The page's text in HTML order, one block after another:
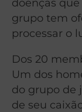
doenças
grupo tem
processar o
Dos 20
Um dos
do grupo de
de seu